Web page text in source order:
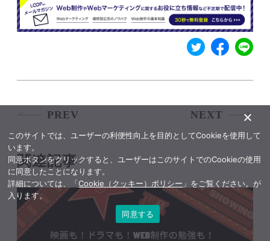
PREV NEXT
関連記事
このサイトでは、ユーザーの利便性向上を目的としてCookieを使用して
います。
同意ボタンをクリックすると、ユーザーはこのサイトでのCookieの使用
に同意したことになります。
詳細については、「Cookie（クッキー）ポリシー 」をご覧ください。が
入ります。
同意する